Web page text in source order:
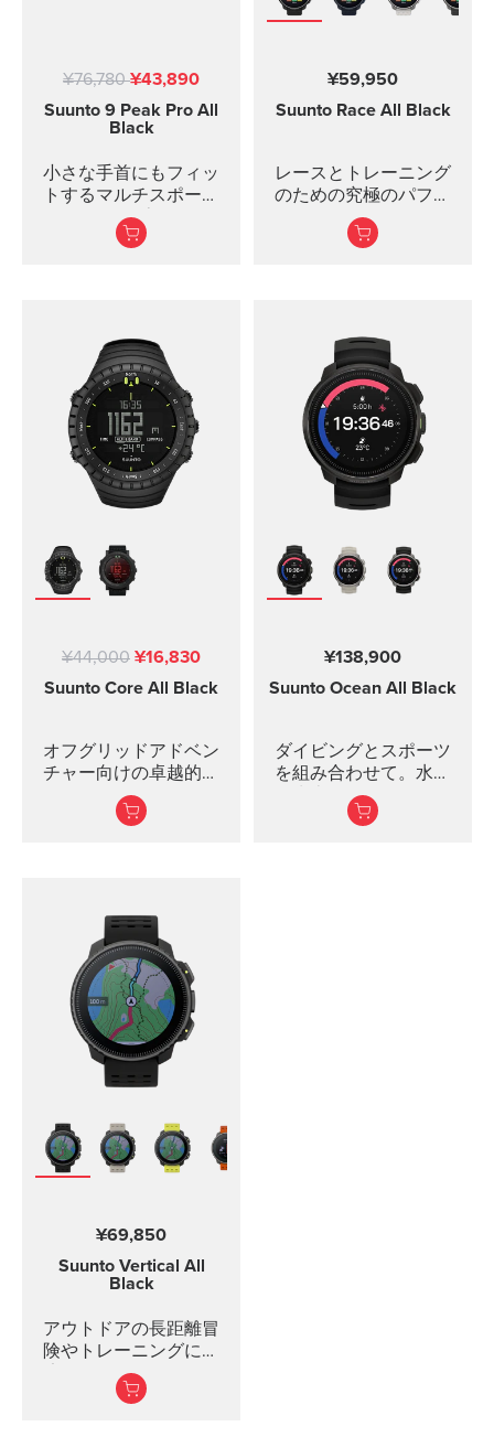
¥76,780¥43,890
Suunto 9 Peak Pro All
Black
小さな手首にもフィッ
トするマルチスポーツ
ウォッチの専用モデ
ル。
¥59,950
Suunto Race All Black
レースとトレーニング
のための究極のパフォ
ーマンスウォッチ。
¥44,000 ¥16,830
Suunto Core All Black
オフグリッドアドベン
チャー向けの卓越的な
アウトドアウォッチ。
アルミベゼルを備えた
日付・時刻機能省電力
モードで...
¥138,900
Suunto Ocean All Black
ダイビングとスポーツ
を組み合わせて。水下
と水上での冒険のため
に。
¥69,850
Suunto Vertical All
Black
アウトドアの長距離冒
険やトレーニングに最
適なアドベンチャーウ
ォッチ。